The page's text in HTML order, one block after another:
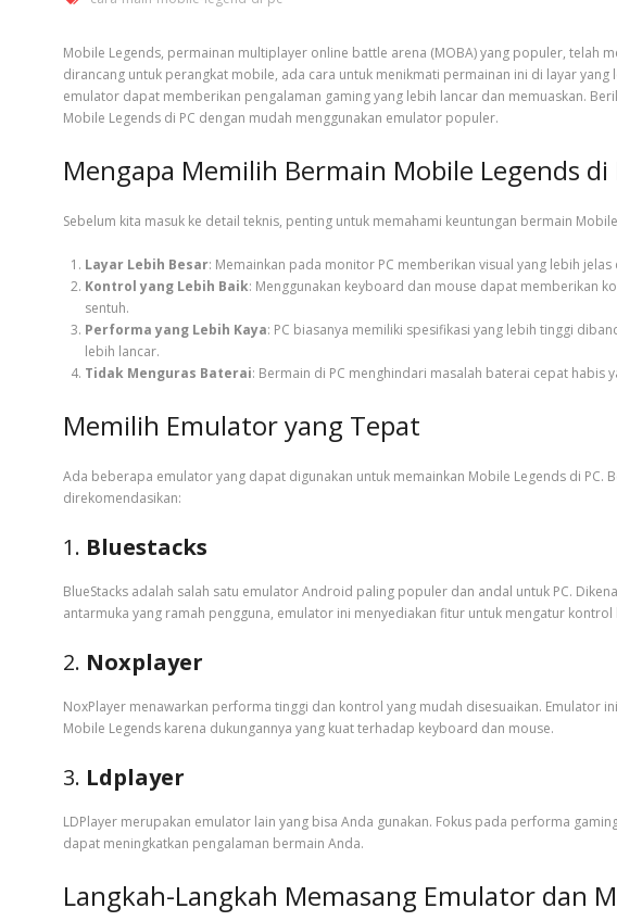
Mobile Legends, permainan multiplayer online battle arena (MOBA) yang populer, telah
dirancang untuk perangkat mobile, ada cara untuk menikmati permainan ini di layar yang
emulator dapat memberikan pengalaman gaming yang lebih lancar dan memuaskan.
Mobile Legends di PC dengan mudah menggunakan emulator populer.
Mengapa Memilih Bermain Mobile Legends di
Sebelum kita masuk ke detail teknis, penting untuk memahami keuntungan bermain
Layar Lebih Besar: Memainkan pada monitor PC memberikan visual yang lebih jelas
Kontrol yang Lebih Baik: Menggunakan keyboard dan mouse dapat memberikan
sentuh.
Performa yang Lebih Kaya: PC biasanya memiliki spesifikasi yang lebih tinggi
lebih lancar.
Tidak Menguras Baterai: Bermain di PC menghindari masalah baterai cepat habis
Memilih Emulator yang Tepat
Ada beberapa emulator yang dapat digunakan untuk memainkan Mobile Legends di
direkomendasikan:
1. Bluestacks
BlueStacks adalah salah satu emulator Android paling populer dan andal untuk PC.
antarmuka yang ramah pengguna, emulator ini menyediakan fitur untuk mengatur
2. Noxplayer
NoxPlayer menawarkan performa tinggi dan kontrol yang mudah disesuaikan. Emulator
Mobile Legends karena dukungannya yang kuat terhadap keyboard dan mouse.
3. Ldplayer
LDPlayer merupakan emulator lain yang bisa Anda gunakan. Fokus pada performa
dapat meningkatkan pengalaman bermain Anda.
Langkah-Langkah Memasang Emulator dan